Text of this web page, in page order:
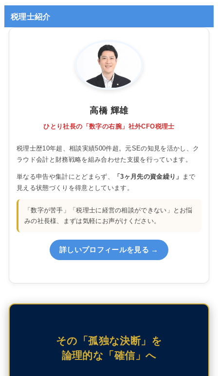
税理士紹介
高橋 輝雄
ひとり社長の「数字の右腕」社外CFO税理士
税理士歴10年超、相談実績500件超。元SEの知見を活かし、ク
ラウド会計と財務戦略を組み合わせた支援を行っています。
単なる申告や集計にとどまらず、 「3ヶ月先の資金繰り」
まで
見える状態づくりを得意としています。
「数字が苦手」「税理士に経営の相談ができない」とお悩
みの社長様、まずは気軽にお声がけください。
詳しいプロフィールを見る →
その「孤独な決断」を
論理的な「確信」へ